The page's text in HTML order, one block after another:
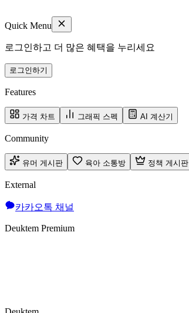
Quick Menu
로그인하고 더 많은 혜택을 누리세요
로그인하기
Features
가격 차트 그래픽 스펙 AI 계산기
Community
유머 게시판 육아 소통방 정책 게시판
External
카카오톡 채널
Deuktem Premium